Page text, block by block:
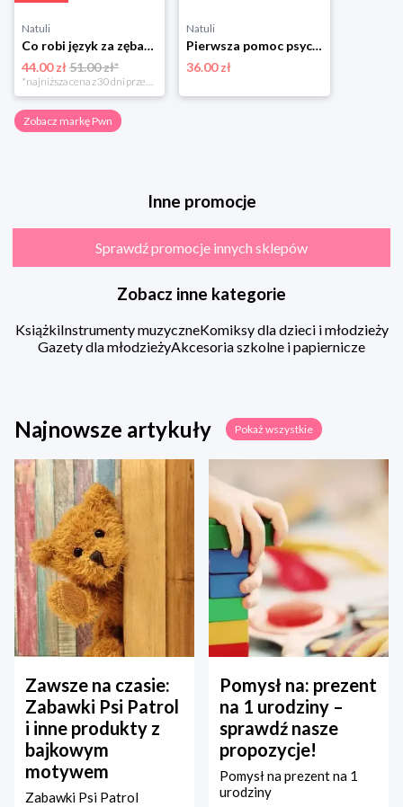
Natuli
Co robi język za zębami? Poprawna polszczyzna dla najmłodszych Pwn
44.00 zł51.00 zł*
Natuli
Pierwsza pomoc psychologiczna Pwn
36.00 zł
Zobacz markę Pwn
Inne promocje
Sprawdź promocje innych sklepów
Zobacz inne kategorie
KsiążkiInstrumenty muzyczneKomiksy dla dzieci i młodzieży
Gazety dla młodzieżyAkcesoria szkolne i papiernicze
Najnowsze artykuły Pokaż wszystkie
Zawsze na czasie:
Zabawki Psi Patrol
i inne produkty z
bajkowym
motywem
Zabawki Psi Patrol
Pomysł na: prezent
na 1 urodziny –
sprawdź nasze
propozycje!
Pomysł na prezent na 1
urodziny